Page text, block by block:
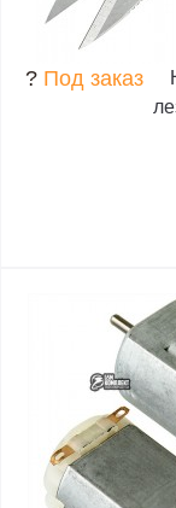
? Под заказ